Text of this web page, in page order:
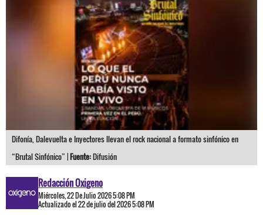
Difonía, Dalevuelta e Inyectores llevan el rock nacional a formato sinfónico en
“Brutal Sinfónico” |Fuente:Difusión
Redacción Oxigeno
Miércoles, 22 De Julio 2026 5:08 PM
Actualizado el 22 de julio del 2026 5:08 PM